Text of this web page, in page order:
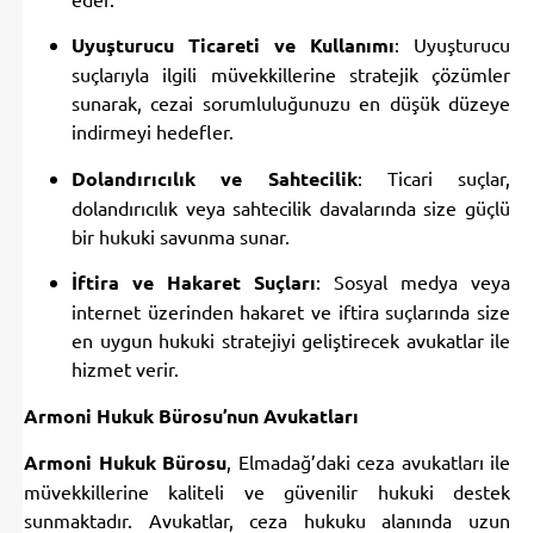
Uyuşturucu Ticareti ve Kullanımı: Uyuşturucu
suçlarıyla ilgili müvekkillerine stratejik çözümler
sunarak, cezai sorumluluğunuzu en düşük düzeye
indirmeyi hedefler.
Dolandırıcılık ve Sahtecilik : Ticari suçlar,
dolandırıcılık veya sahtecilik davalarında size güçlü
bir hukuki savunma sunar.
İftira ve Hakaret Suçları: Sosyal medya veya
internet üzerinden hakaret ve iftira suçlarında size
en uygun hukuki stratejiyi geliştirecek avukatlar ile
hizmet verir.
Armoni Hukuk Bürosu’nun Avukatları
Armoni Hukuk Bürosu , Elmadağ’daki ceza avukatları ile
müvekkillerine kaliteli ve güvenilir hukuki destek
sunmaktadır. Avukatlar, ceza hukuku alanında uzun